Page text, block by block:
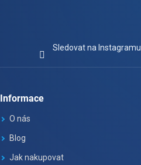
Sledovat na Instagramu
Informace
O nás
Blog
Jak nakupovat